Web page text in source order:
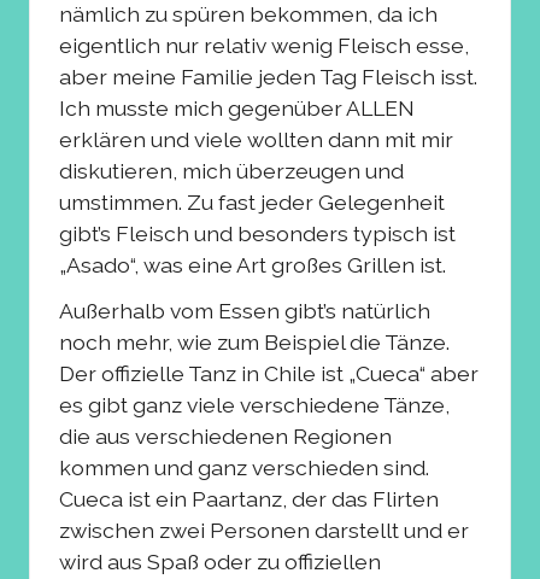
nämlich zu spüren bekommen, da ich
eigentlich nur relativ wenig Fleisch esse,
aber meine Familie jeden Tag Fleisch isst.
Ich musste mich gegenüber ALLEN
erklären und viele wollten dann mit mir
diskutieren, mich überzeugen und
umstimmen. Zu fast jeder Gelegenheit
gibt’s Fleisch und besonders typisch ist
„Asado“, was eine Art großes Grillen ist.
Außerhalb vom Essen gibt’s natürlich
noch mehr, wie zum Beispiel die Tänze.
Der offizielle Tanz in Chile ist „Cueca“ aber
es gibt ganz viele verschiedene Tänze,
die aus verschiedenen Regionen
kommen und ganz verschieden sind.
Cueca ist ein Paartanz, der das Flirten
zwischen zwei Personen darstellt und er
wird aus Spaß oder zu offiziellen